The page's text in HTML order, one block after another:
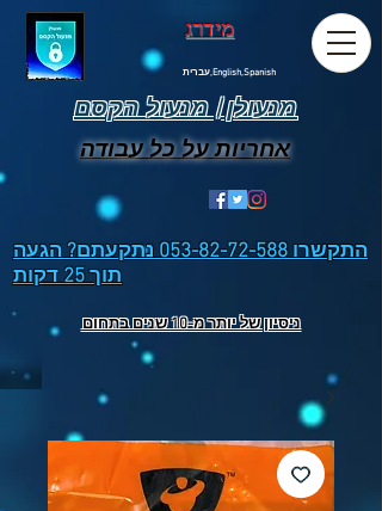
עברית,English,Spanish
מנעולן | מנעול הקסם
ניסיון של יותר מ-10 שנים בתחום
התקשרו053-82-72-588
נתקעתם? הגעה
תוך 25 דקות
מידרג
אחריות על כל עבודה